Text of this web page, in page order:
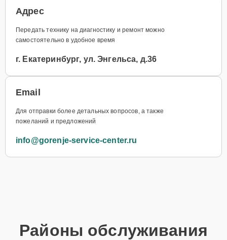
Адрес
Передать технику на диагностику и ремонт можно
самостоятельно в удобное время
г. Екатеринбург, ул. Энгельса, д.36
Email
Для отправки более детальных вопросов, а также
пожеланий и предложений
info@gorenje-service-center.ru
Районы обслуживания